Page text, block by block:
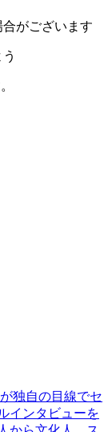
がございます
独自の目線でセ
インタビューを